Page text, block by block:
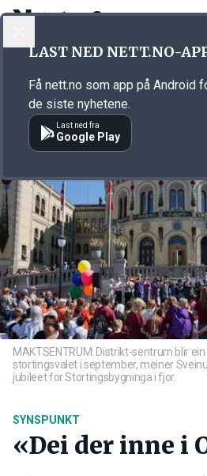
Annonsørinnhold
MAKTSENTRUM: Distrikt-sentrum blir
stortingsvalet i september, meiner
jubileet for Stortingsbygninga i fjor.
SYNSPUNKT
«Dei der inne i
LAST NED NETT.NO-
Få nett.no som app på Android
de siste nyhetene.
Last ned fra
Google Play